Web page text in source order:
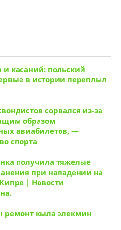
и касаний: польский
в истории переплыл
сорвался из-за
образом
авиабилетов, —
спорта
получила тяжелые
при нападении на
| Новости
ремонт кыла элекмин